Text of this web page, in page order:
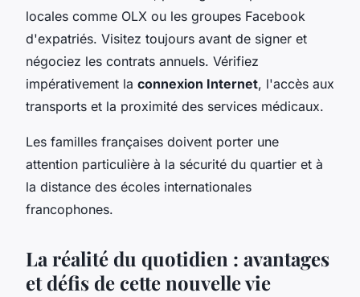
locales comme OLX ou les groupes Facebook
d'expatriés. Visitez toujours avant de signer et
négociez les contrats annuels. Vérifiez
impérativement la connexion Internet, l'accès aux
transports et la proximité des services médicaux.
Les familles françaises doivent porter une
attention particulière à la sécurité du quartier et à
la distance des écoles internationales
francophones.
La réalité du quotidien : avantages
et défis de cette nouvelle vie